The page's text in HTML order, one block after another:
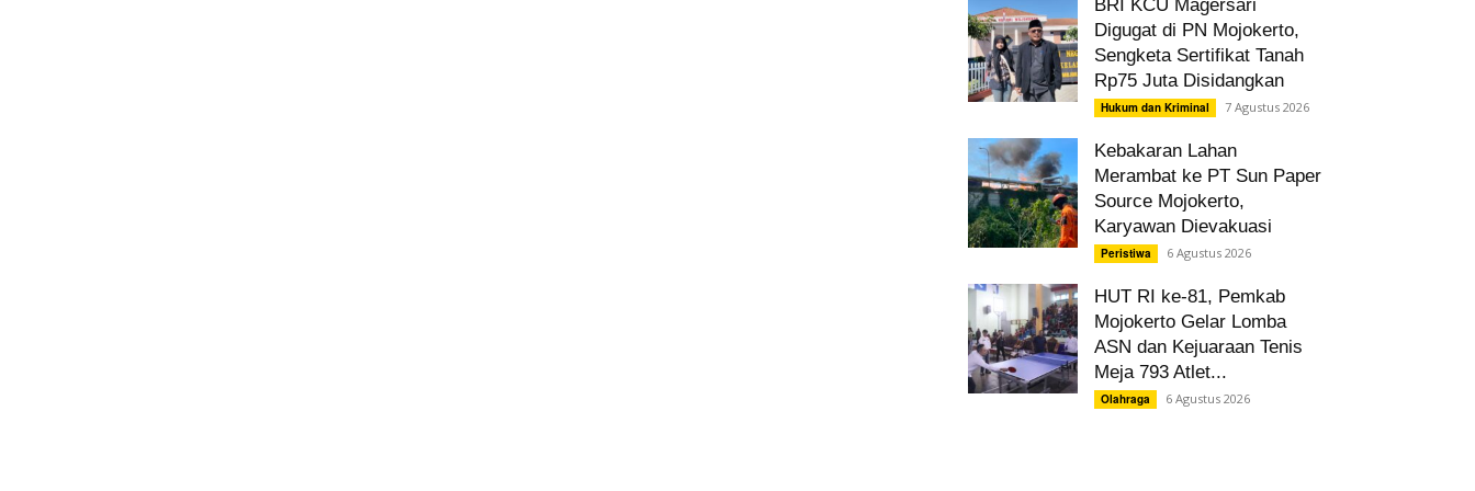
BRI KCU Magersari
Digugat di PN Mojokerto,
Sengketa Sertifikat Tanah
Rp75 Juta Disidangkan
Hukum dan Kriminal 7 Agustus 2026
Kebakaran Lahan
Merambat ke PT Sun Paper
Source Mojokerto,
Karyawan Dievakuasi
Peristiwa 6 Agustus 2026
HUT RI ke-81, Pemkab
Mojokerto Gelar Lomba
ASN dan Kejuaraan Tenis
Meja 793 Atlet...
Olahraga 6 Agustus 2026